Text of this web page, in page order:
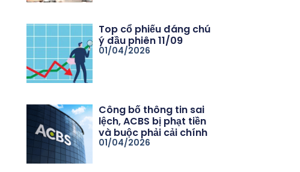
Top cổ phiếu đáng chú
ý đầu phiên 11/09
01/04/2026
Công bố thông tin sai
lệch, ACBS bị phạt tiền
và buộc phải cải chính
01/04/2026